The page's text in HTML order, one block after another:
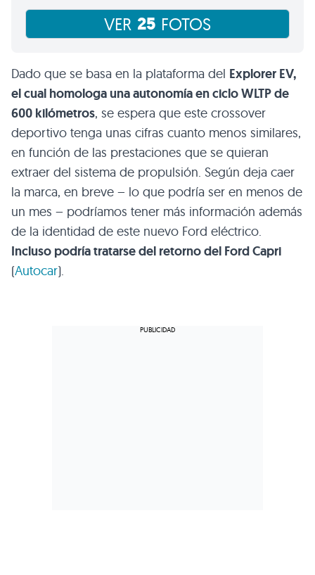
VER 25 FOTOS
Dado que se basa en la plataforma del Explorer EV,
el cual homologa una autonomía en ciclo WLTP de
600 kilómetros, se espera que este crossover
deportivo tenga unas cifras cuanto menos similares,
en función de las prestaciones que se quieran
extraer del sistema de propulsión. Según deja caer
la marca, en breve – lo que podría ser en menos de
un mes – podríamos tener más información además
de la identidad de este nuevo Ford eléctrico.
Incluso podría tratarse del retorno del Ford Capri
(Autocar).